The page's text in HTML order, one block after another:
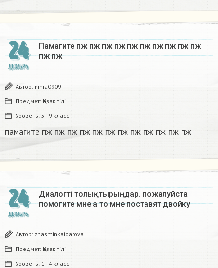
24
ДЕКАБРЬ
Памагите пж пж пж пж пж пж пж пж пж пж
пж пж​
Автор: ninja0909
Предмет: Қазақ тiлi
Уровень: 5 - 9 класс
памагите пж пж пж пж пж пж пж пж пж пж пж пж​
24
ДЕКАБРЬ
Диалогті толықтырыңдар. пожалуйста
помогите мне а то мне поставят двойку​
Автор: zhasminkaidarova
Предмет: Қазақ тiлi
Уровень: 1 - 4 класс